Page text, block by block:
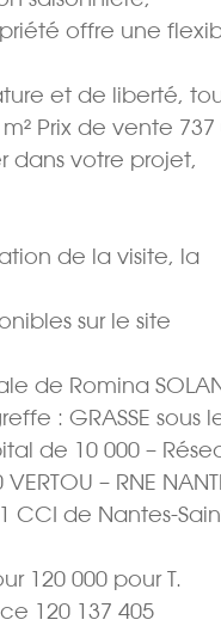
offre une
et de liberté,
Prix de vente 737
dans votre projet,
de la visite, la
sur le site
de Romina
: GRASSE sous
de 10 000 –
– RNE
CCI de Nantes-
120 000 pour T.
120 137 405